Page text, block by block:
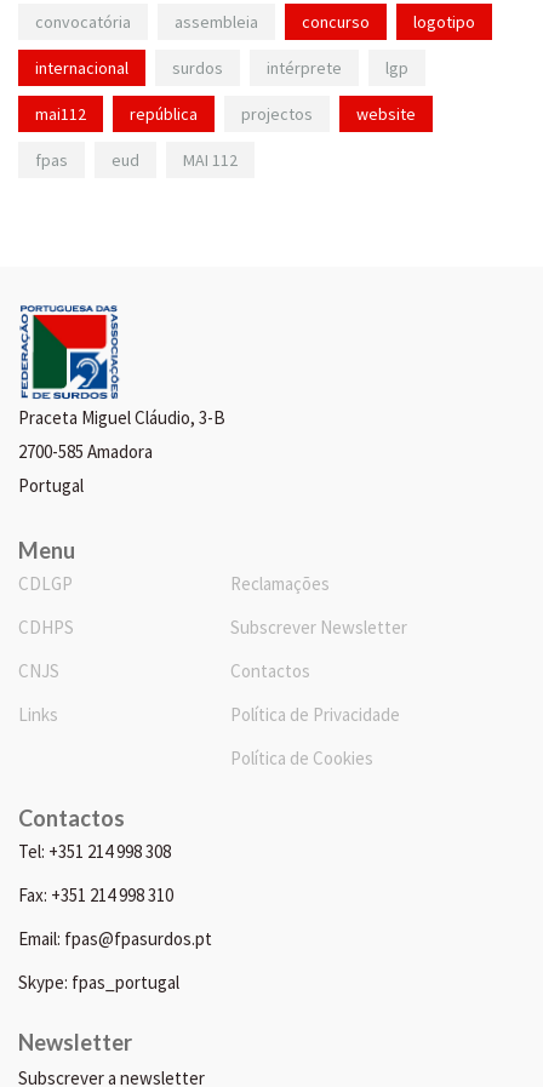
convocatória assembleia concurso logotipo
internacional surdos intérprete lgp
mai112 república projectos website
fpas eud MAI 112
Praceta Miguel Cláudio, 3-B
2700-585 Amadora
Portugal
Menu
CDLGP
CDHPS
CNJS
Links
Reclamações
Subscrever Newsletter
Contactos
Política de Privacidade
Política de Cookies
Contactos
Tel: +351 214 998 308
Fax: +351 214 998 310
Email: fpas@fpasurdos.pt
Skype: fpas_portugal
Newsletter
Subscrever a newsletter